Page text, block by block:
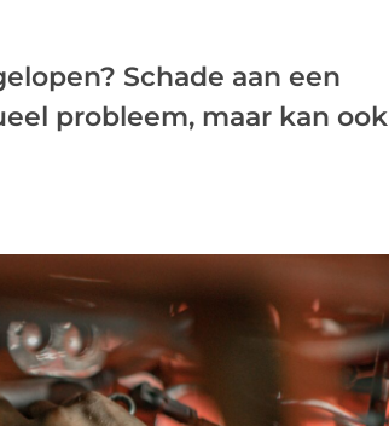
Schade aan een
probleem, maar kan ook